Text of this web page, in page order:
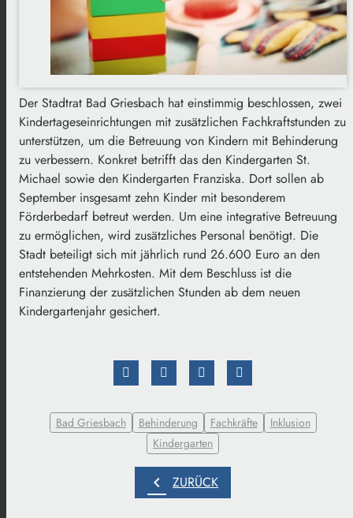
Der Stadtrat Bad Griesbach hat einstimmig beschlossen, zwei
Kindertageseinrichtungen mit zusätzlichen Fachkraftstunden zu
unterstützen, um die Betreuung von Kindern mit Behinderung
zu verbessern. Konkret betrifft das den Kindergarten St.
Michael sowie den Kindergarten Franziska. Dort sollen ab
September insgesamt zehn Kinder mit besonderem
Förderbedarf betreut werden. Um eine integrative Betreuung
zu ermöglichen, wird zusätzliches Personal benötigt. Die
Stadt beteiligt sich mit jährlich rund 26.600 Euro an den
entstehenden Mehrkosten. Mit dem Beschluss ist die
Finanzierung der zusätzlichen Stunden ab dem neuen
Kindergartenjahr gesichert.
Bad Griesbach Behinderung Fachkräfte
Inklusion
Kindergarten
chevron_left ZURÜCK